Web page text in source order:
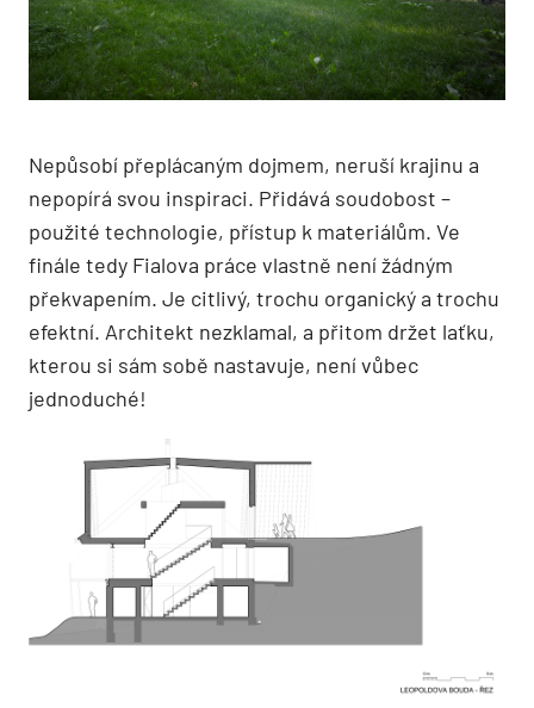
Nepůsobí přeplácaným dojmem, neruší krajinu a
nepopírá svou inspiraci. Přidává soudobost –
použité technologie, přístup k materiálům. Ve
finále tedy Fialova práce vlastně není žádným
překvapením. Je citlivý, trochu organický a trochu
efektní. Architekt nezklamal, a přitom držet laťku,
kterou si sám sobě nastavuje, není vůbec
jednoduché!